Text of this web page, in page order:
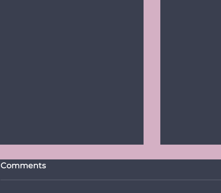
Comments